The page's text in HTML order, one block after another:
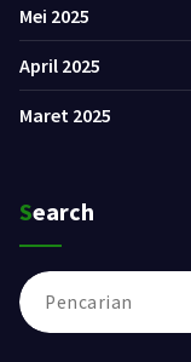
Mei 2025
April 2025
Maret 2025
Search
Pencarian
untuk: